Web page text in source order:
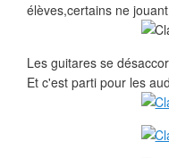
élèves,certains ne
Les guitares se
Et c'est parti pour les